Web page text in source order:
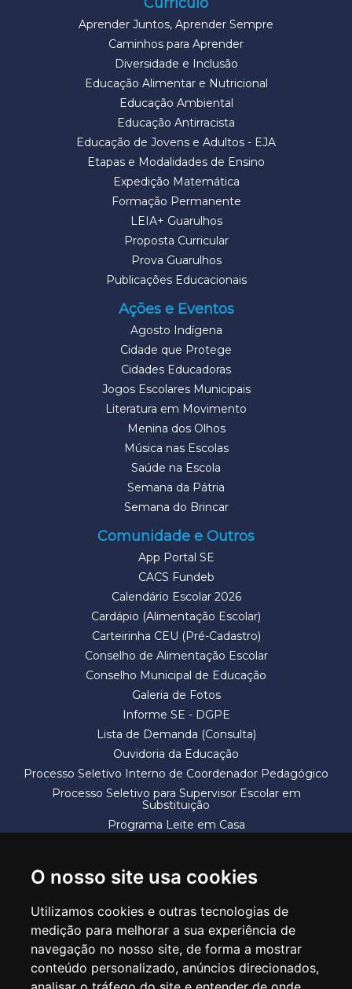
O nosso site usa cookies
Utilizamos cookies e outras tecnologias de
medição para melhorar a sua experiência de
navegação no nosso site, de forma a mostrar
conteúdo personalizado, anúncios direcionados,
Currículo
Aprender Juntos, Aprender Sempre
Caminhos para Aprender
Diversidade e Inclusão
Educação Alimentar e Nutricional
Educação Ambiental
Educação Antirracista
Educação de Jovens e Adultos - EJA
Etapas e Modalidades de Ensino
Expedição Matemática
Formação Permanente
LEIA+ Guarulhos
Proposta Curricular
Prova Guarulhos
Publicações Educacionais
Ações e Eventos
Agosto Indígena
Cidade que Protege
Cidades Educadoras
Jogos Escolares Municipais
Literatura em Movimento
Menina dos Olhos
Música nas Escolas
Saúde na Escola
Semana da Pátria
Semana do Brincar
Comunidade e Outros
App Portal SE
CACS Fundeb
Calendário Escolar 2026
Cardápio (Alimentação Escolar)
Carteirinha CEU (Pré-Cadastro)
Conselho de Alimentação Escolar
Conselho Municipal de Educação
Galeria de Fotos
Informe SE - DGPE
Lista de Demanda (Consulta)
Ouvidoria da Educação
Processo Seletivo Interno de Coordenador Pedagógico
Processo Seletivo para Supervisor Escolar em
Substituição
Programa Leite em Casa
SECRETARIA DE EDUCAÇÃO